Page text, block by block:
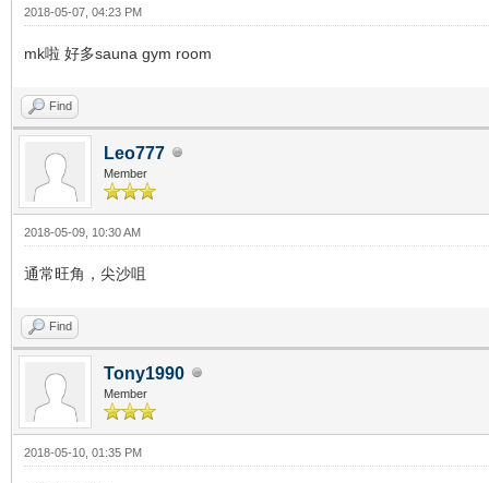
2018-05-07, 04:23 PM
mk啦 好多sauna gym room
Find
Leo777
Member
2018-05-09, 10:30 AM
通常旺角，尖沙咀
Find
Tony1990
Member
2018-05-10, 01:35 PM